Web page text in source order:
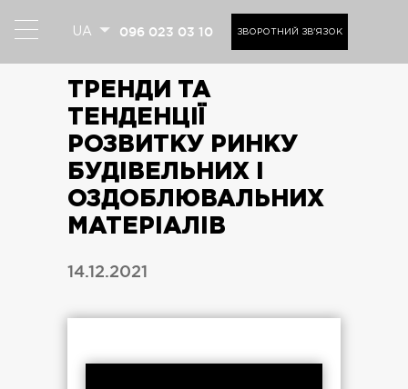
UA 096 023 03 10 ЗВОРОТНИЙ ЗВ'ЯЗОК
ТРЕНДИ ТА
ТЕНДЕНЦІЇ
РОЗВИТКУ РИНКУ
БУДІВЕЛЬНИХ І
ОЗДОБЛЮВАЛЬНИХ
МАТЕРІАЛІВ
14.12.2021